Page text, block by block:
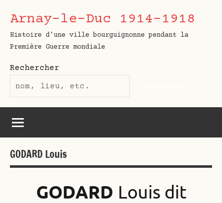
contenu
Arnay-le-Duc 1914-1918
Histoire d'une ville bourguignonne pendant la
Première Guerre mondiale
Rechercher
GODARD Louis
GODARD Louis dit